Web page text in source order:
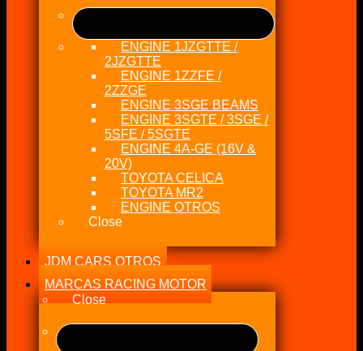
ENGINE 1JZGTTE /
2JZGTTE
ENGINE 1ZZFE /
2ZZGE
ENGINE 3SGE BEAMS
ENGINE 3SGTE / 3SGE /
5SFE / 5SGTE
ENGINE 4A-GE (16V &
20V)
TOYOTA CELICA
TOYOTA MR2
ENGINE OTROS
Close
JDM CARS OTROS
MARCAS RACING MOTOR
Close